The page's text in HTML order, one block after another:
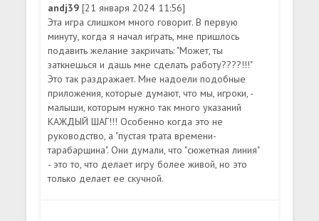
andj39[21 января 2024 11:56]
Эта игра слишком много говорит. В первую
минуту, когда я начал играть, мне пришлось
подавить желание закричать: "Может, ты
заткнешься и дашь мне сделать работу????!!!"
Это так раздражает. Мне надоели подобные
приложения, которые думают, что мы, игроки, -
малыши, которым нужно так много указаний
КАЖДЫЙ ШАГ!!! Особенно когда это не
руководство, а "пустая трата времени-
тарабарщина". Они думали, что "сюжетная линия"
- это то, что делает игру более живой, но это
только делает ее скучной.